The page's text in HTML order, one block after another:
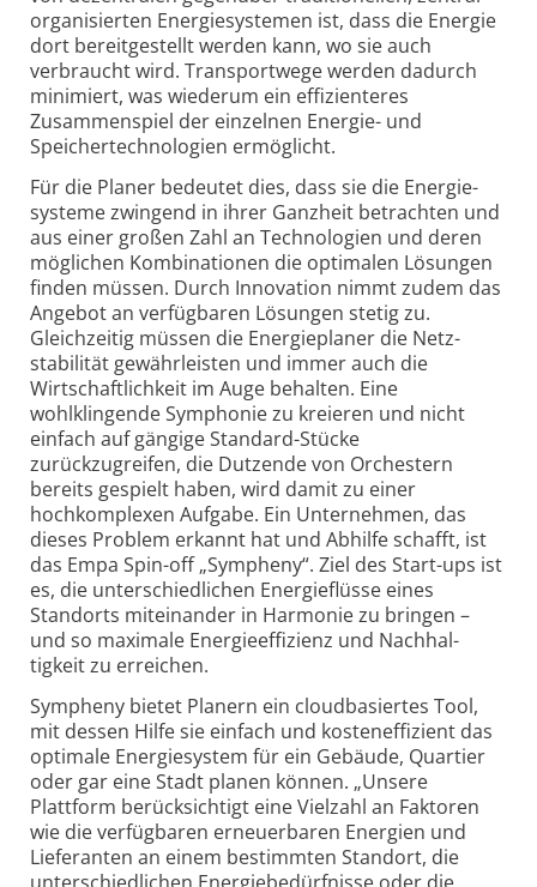
organisierten Energie­systemen ist, dass die Energie
dort bereitgestellt werden kann, wo sie auch
verbraucht wird. Transport­wege werden dadurch
minimiert, was wiederum ein effi­zienteres
Zusammen­spiel der einzelnen Energie- und
Speicher­technologien ermöglicht.
Für die Planer bedeutet dies, dass sie die Energie­
systeme zwingend in ihrer Ganzheit betrachten und
aus einer großen Zahl an Technologien und deren
möglichen Kombinationen die optimalen Lösungen
finden müssen. Durch Innovation nimmt zudem das
Angebot an verfügbaren Lösungen stetig zu.
Gleichzeitig müssen die Energieplaner die Netz­
stabilität gewähr­leisten und immer auch die
Wirtschaft­lichkeit im Auge behalten. Eine
wohlklingende Symphonie zu kreieren und nicht
einfach auf gängige Standard-Stücke
zurückzugreifen, die Dutzende von Orchestern
bereits gespielt haben, wird damit zu einer
hochkomplexen Aufgabe. Ein Unternehmen, das
dieses Problem erkannt hat und Abhilfe schafft, ist
das Empa Spin-off „Sympheny“. Ziel des Start-ups ist
es, die unter­schiedlichen Energieflüsse eines
Standorts miteinander in Harmonie zu bringen –
und so maximale Energie­effizienz und Nachhal­
tigkeit zu erreichen.
Sympheny bietet Planern ein cloudbasiertes Tool,
mit dessen Hilfe sie einfach und kosten­effizient das
optimale Energie­system für ein Gebäude, Quartier
oder gar eine Stadt planen können. „Unsere
Plattform berück­sichtigt eine Vielzahl an Faktoren
wie die verfügbaren erneuer­baren Energien und
Lieferanten an einem bestimmten Standort, die